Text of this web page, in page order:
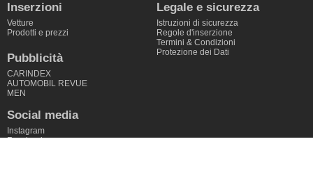
Inserzioni
Vetture
Prodotti e prezzi
Pubblicità
CARINDEX
AUTOMOBIL REVUE
MEN
Legale e sicurezza
Istruzioni di sicurezza
Regole d'inserzione
Termini & Condizioni
Protezione dei Dati
Social media
Instagram
Facebook